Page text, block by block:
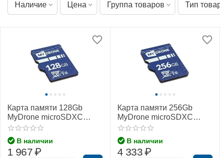
Наличие Цена Группа товаров Тип
Карта памяти 128Gb
MyDrone microSDXC
Class 10 UHS-I U3
(MIXZA)
В наличии
1 967₽
Карта памяти 256Gb
MyDrone microSDXC
Class 10 UHS-I U3
(MIXZA)
В наличии
4 333₽